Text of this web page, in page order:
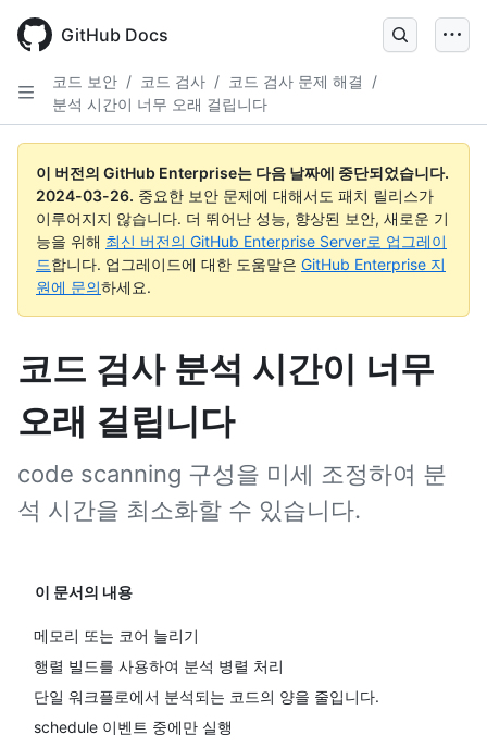
main
GitHub Docs
코드 보안 / 코드 검사 / 코드 검사 문제 해결
/
분석 시간이 너무 오래 걸립니다
이 버전의 GitHub Enterprise는 다음 날짜에 중단되었습니다.
2024-03-26. 중요한 보안 문제에 대해서도 패치 릴리스가
이루어지지 않습니다. 더 뛰어난 성능, 향상된 보안, 새로운 기
능을 위해 최신 버전의 GitHub Enterprise Server로 업그레이
드합니다. 업그레이드에 대한 도움말은 GitHub Enterprise 지
원에 문의하세요.
코드 검사 분석 시간이 너무
오래 걸립니다
code scanning 구성을 미세 조정하여 분
석 시간을 최소화할 수 있습니다.
이 문서의 내용
메모리 또는 코어 늘리기
행렬 빌드를 사용하여 분석 병렬 처리
단일 워크플로에서 분석되는 코드의 양을 줄입니다.
schedule 이벤트 중에만 실행